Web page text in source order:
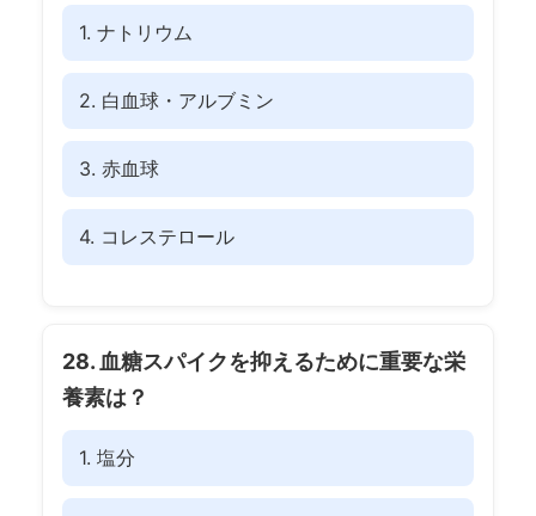
1. ナトリウム
2. 白血球・アルブミン
3. 赤血球
4. コレステロール
28. 血糖スパイクを抑えるために重要な栄
養素は？
1. 塩分